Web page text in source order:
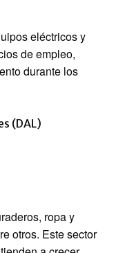
eléctricos y
de empleo,
durante los
(DAL)
ropa y
otros. Este sector